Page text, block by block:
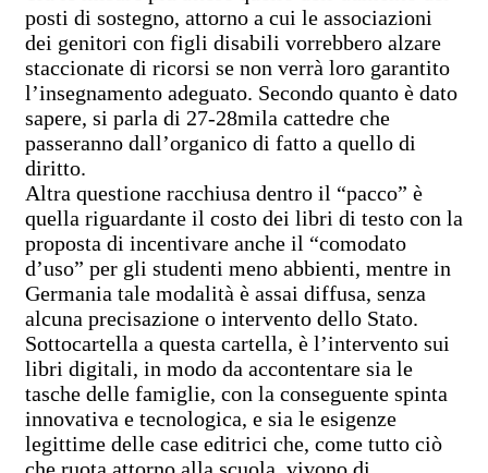
posti di sostegno, attorno a cui le associazioni
dei genitori con figli disabili vorrebbero alzare
staccionate di ricorsi se non verrà loro garantito
l’insegnamento adeguato. Secondo quanto è dato
sapere, si parla di 27-28mila cattedre che
passeranno dall’organico di fatto a quello di
diritto.
Altra questione racchiusa dentro il “pacco” è
quella riguardante il costo dei libri di testo con la
proposta di incentivare anche il “comodato
d’uso” per gli studenti meno abbienti, mentre in
Germania tale modalità è assai diffusa, senza
alcuna precisazione o intervento dello Stato.
Sottocartella a questa cartella, è l’intervento sui
libri digitali, in modo da accontentare sia le
tasche delle famiglie, con la conseguente spinta
innovativa e tecnologica, e sia le esigenze
legittime delle case editrici che, come tutto ciò